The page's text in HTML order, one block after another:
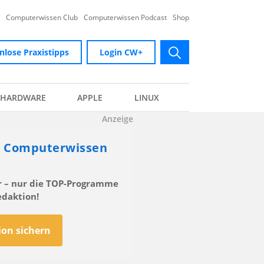
Computerwissen Club Computerwissen Podcast Shop
Praxistipps
Login CW+
submit
HARDWARE APPLE LINUX